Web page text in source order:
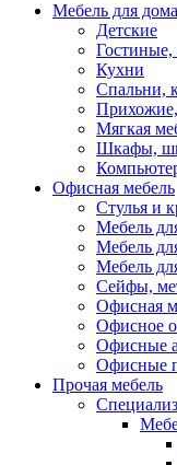
Мебель для дома
Детские
Гостиные,
Кухни
Спальни,
Мягкая
Шкафы,
Офисная мебель
Стулья и
Мебель
Мебель
Мебель
Сейфы,
Офисная
Офисное
Офисные
Офисные
Прочая мебель